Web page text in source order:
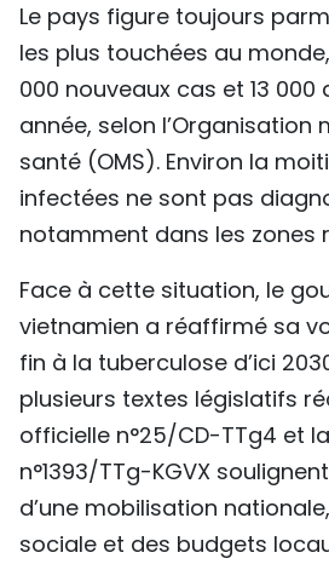
VIDÉO
À PROPOS DU
TIẾNG VIỆT
ENGLISH
中文
РУССКИЙ
ESPAÑOL
Le pays figure toujours
les plus touchées au
000 nouveaux cas et 13
année, selon l’Organisation
santé (OMS). Environ la
infectées ne sont pas
notamment dans les zones
Face à cette situation, le
vietnamien a réaffirmé sa
fin à la tuberculose d’ici
plusieurs textes législatifs
officielle n°25/CD-TTg4 et
n°1393/TTg-KGVX
d’une mobilisation
sociale et des budgets